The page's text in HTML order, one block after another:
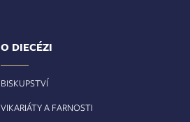
O DIECÉZI
BISKUPSTVÍ
VIKARIÁTY A FARNOSTI